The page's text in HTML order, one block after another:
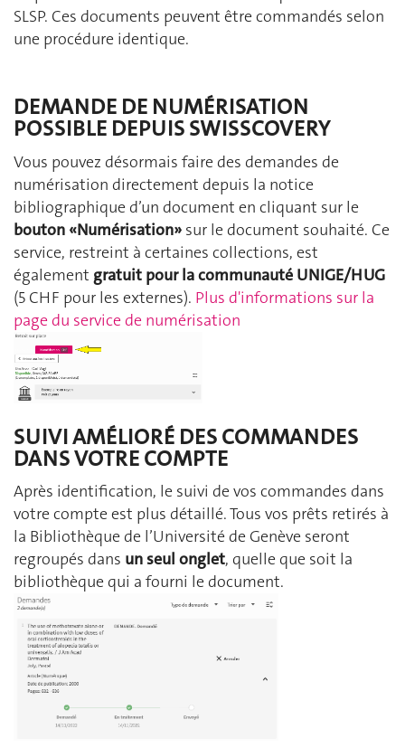
SLSP. Ces documents peuvent être commandés selon
une procédure identique.
DEMANDE DE NUMÉRISATION
POSSIBLE DEPUIS SWISSCOVERY
Vous pouvez désormais faire des demandes de
numérisation directement depuis la notice
bibliographique d’un document en cliquant sur le
bouton «Numérisation» sur le document souhaité. Ce
service, restreint à certaines collections, est
également gratuit pour la communauté UNIGE/HUG
(5 CHF pour les externes). Plus d'informations sur la
page du service de numérisation
SUIVI AMÉLIORÉ DES COMMANDES
DANS VOTRE COMPTE
Après identification, le suivi de vos commandes dans
votre compte est plus détaillé. Tous vos prêts retirés à
la Bibliothèque de l’Université de Genève seront
regroupés dans un seul onglet, quelle que soit la
bibliothèque qui a fourni le document.